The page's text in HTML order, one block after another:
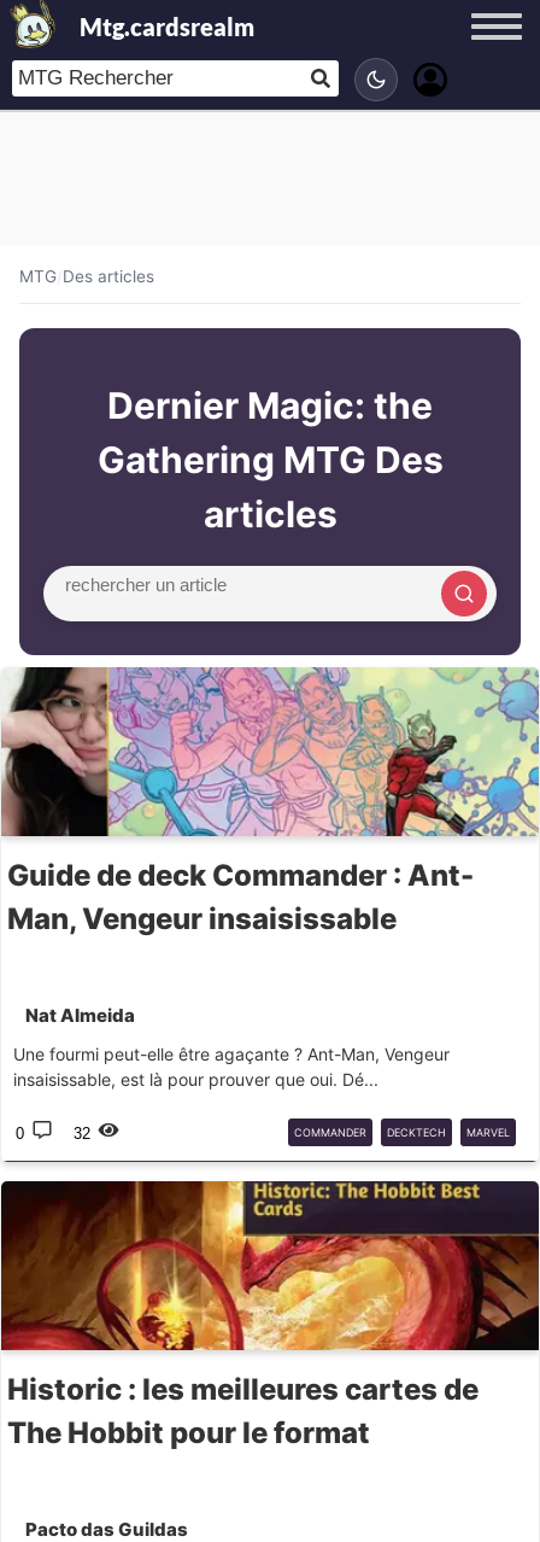
Mtg.cardsrealm
MTG/Des articles
Dernier Magic: the
Gathering MTG Des
articles
Guide de deck Commander : Ant-
Man, Vengeur insaisissable
Nat Almeida
Une fourmi peut-elle être agaçante ? Ant-Man, Vengeur
insaisissable, est là pour prouver que oui. Dé...
0 32 COMMANDER DECKTECH MARVEL
ANT-MAN IZZET
Historic : les meilleures cartes de
The Hobbit pour le format
Pacto das Guildas